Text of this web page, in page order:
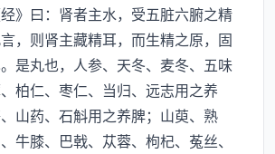
》曰：肾者主水，受五脏六腑之精
，则肾主藏精耳，而生精之原，固
是丸也，人参、天冬、麦冬、五味
柏仁、枣仁、当归、远志用之养
山药、石斛用之养脾；山萸、熟
牛膝、巴戟、苁蓉、枸杞、菟丝、